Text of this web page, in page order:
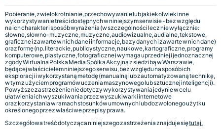
Pobieranie, zwielokrotnianie, przechowywanie lub jakiekolwiek inne
wykorzystywanie treści dostępnych w niniejszym serwisie - bez względu
na ich charakter i sposób wyrażenia (w szczególności lecz nie wyłącznie:
słowne, słowno-muzyczne, muzyczne, audiowizualne, audialne, tekstowe,
graficzne i zawarte w nich dane i informacje, bazy danych i zawarte w nich dane)
oraz formę (np. literackie, publicystyczne, naukowe, kartograficzne, programy
komputerowe, plastyczne, fotograficzne) wymaga uprzedniej i jednoznacznej
zgody Wirtualna Polska Media Spółka Akcyjna z siedzibą w Warszawie,
będącej właścicielem niniejszego serwisu, bez względu na sposób ich
eksploracji i wykorzystaną metodę (manualną lub zautomatyzowaną technikę,
w tym z użyciem programów uczenia maszynowego lub sztucznej inteligencji).
Powyższe zastrzeżenie nie dotyczy wykorzystywania jedynie w celu
ułatwienia ich wyszukiwania przez wyszukiwarki internetowe
oraz korzystania w ramach stosunków umownych lub dozwolonego użytku
określonego przez właściwe przepisy prawa.
Szczegółowa treść dotycząca niniejszego zastrzeżenia znajduje siętutaj.